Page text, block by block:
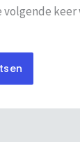
volgende keer